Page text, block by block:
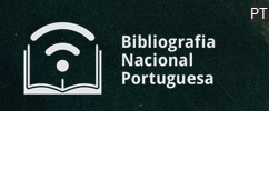
PT